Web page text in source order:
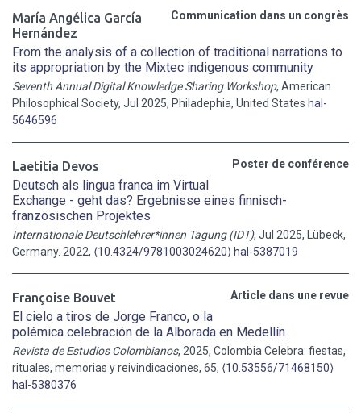
Communication dans un congrès
María Angélica García
Hernández
From the analysis of a collection of traditional narrations to
its appropriation by the Mixtec indigenous community
Seventh Annual Digital Knowledge Sharing Workshop, American
Philosophical Society, Jul 2025, Philadephia, United States hal-
5646596
Poster de conférence
Laetitia Devos
Deutsch als lingua franca im Virtual
Exchange - geht das? Ergebnisse eines finnisch-
französischen Projektes
Internationale Deutschlehrer*innen Tagung (IDT), Jul 2025, Lübeck,
Germany. 2022, ⟨10.4324/9781003024620⟩ hal-5387019
Article dans une revue
Françoise Bouvet
El cielo a tiros de Jorge Franco, o la
polémica celebración de la Alborada en Medellín
Revista de Estudios Colombianos, 2025, Colombia Celebra: fiestas,
rituales, memorias y reivindicaciones, 65, ⟨10.53556/71468150⟩
hal-5380376